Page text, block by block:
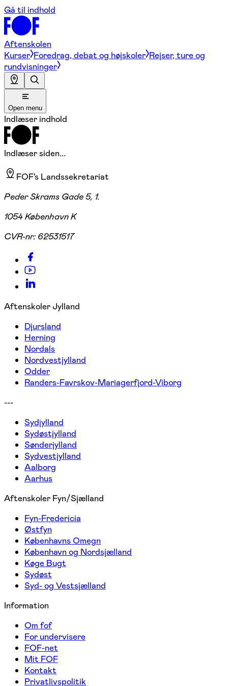
Gå til indhold
Aftenskolen
Kurser Foredrag, debat og højskoler Rejser, ture og
rundvisninger
Open menu
Indlæser indhold
Indlæser siden...
FOF's Landssekretariat
Peder Skrams Gade 5, 1.
1054 København K
CVR-nr: 62531517
Aftenskoler Jylland
Djursland
Herning
Nordals
Nordvestjylland
Odder
Randers-Favrskov-Mariagerfjord-Viborg
---
Sydjylland
Sydøstjylland
Sønderjylland
Sydvestjylland
Aalborg
Aarhus
Aftenskoler Fyn/Sjælland
Fyn-Fredericia
Østfyn
Københavns Omegn
København og Nordsjælland
Køge Bugt
Sydøst
Syd- og Vestsjælland
Information
Om fof
For undervisere
FOF-net
Mit FOF
Kontakt
Privatlivspolitik